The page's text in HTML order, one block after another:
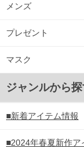
メンズ
プレゼント
マスク
ジャンルから
■新着アイテム情報
■2024年春夏新作ア